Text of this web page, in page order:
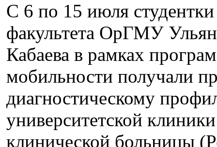
С 6 по 15 июля студентки
факультета ОрГМУ
Кабаева в рамках
мобильности получали
диагностическому
университетской
клинической больницы